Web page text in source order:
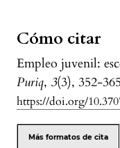
Cómo citar
Empleo juvenil:
Puriq, 3(3), 352-
https://doi.org/
Más formatos de cita